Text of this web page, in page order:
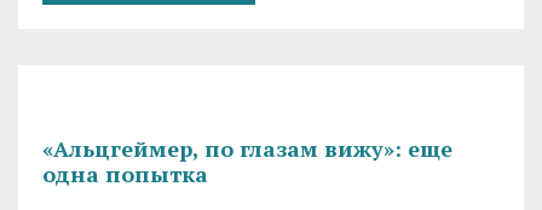
«Альцгеймер, по глазам вижу»: еще
одна попытка